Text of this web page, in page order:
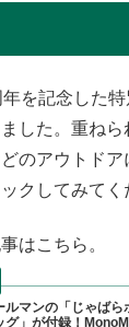
を記念した
した。重ね
のアウトドア
クしてみてく
はこちら。
ルマンの「じゃば
グ」が付録！